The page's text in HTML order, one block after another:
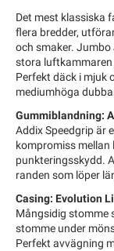
Det mest klassiska
flera bredder,
och smaker.
stora
Perfekt däck i mjuk
mediumhöga
Gummiblandning:
Addix Speedgrip är
kompromiss
punkteringsskydd.
randen som löper
Casing: Evolution
Mångsidig stomme
stomme under
Perfekt avvägning